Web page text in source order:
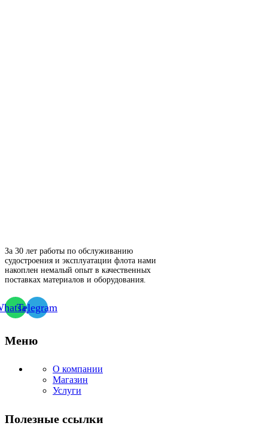
За 30 лет работы по обслуживанию
судостроения и эксплуатации флота нами
накоплен немалый опыт в качественных
поставках материалов и оборудования.
Telegram
Меню
О компании
Магазин
Услуги
Полезные ссылки